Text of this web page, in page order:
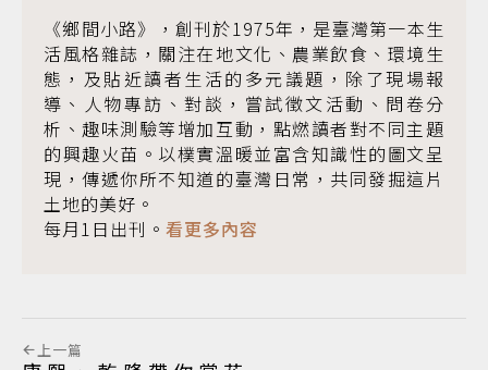
《鄉間小路》，創刊於1975年，是臺灣第一本生
活風格雜誌，關注在地文化、農業飲食、環境生
態，及貼近讀者生活的多元議題，除了現場報
導、人物專訪、對談，嘗試徵文活動、問卷分
析、趣味測驗等增加互動，點燃讀者對不同主題
的興趣火苗。以樸實溫暖並富含知識性的圖文呈
現，傳遞你所不知道的臺灣日常，共同發掘這片
土地的美好。
每月1日出刊。 看更多內容
上一篇